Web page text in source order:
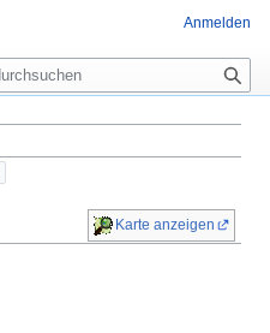
Karte anzeigen
Anmelden